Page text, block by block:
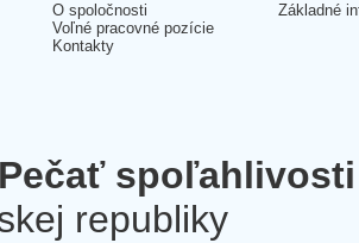
O spoločnosti
Voľné pracovné pozície
Kontakty
Základné
Pečať spoľahlivosti
republiky